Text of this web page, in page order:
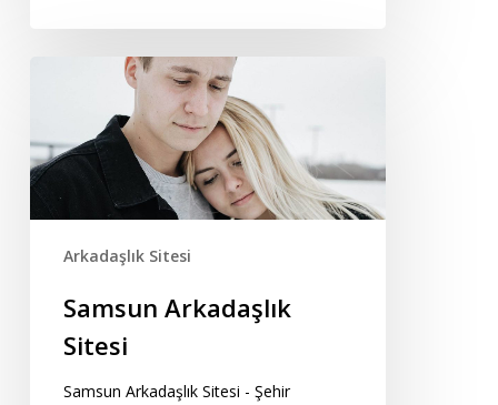
Arkadaşlık Sitesi
Samsun Arkadaşlık
Sitesi
Samsun Arkadaşlık Sitesi - Şehir